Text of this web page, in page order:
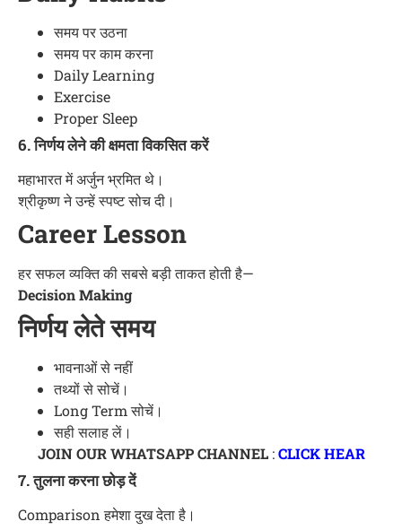
समय पर उठना
समय पर काम करना
Daily Learning
Exercise
Proper Sleep
6. निर्णय लेने की क्षमता विकसित करें
महाभारत में अर्जुन भ्रमित थे।
श्रीकृष्ण ने उन्हें स्पष्ट सोच दी।
Career Lesson
हर सफल व्यक्ति की सबसे बड़ी ताकत होती है—
Decision Making
निर्णय लेते समय
भावनाओं से नहीं
तथ्यों से सोचें।
Long Term सोचें।
सही सलाह लें।
JOIN OUR WHATSAPP CHANNEL:CLICK HEAR
7. तुलना करना छोड़ दें
Comparison हमेशा दुख देता है।